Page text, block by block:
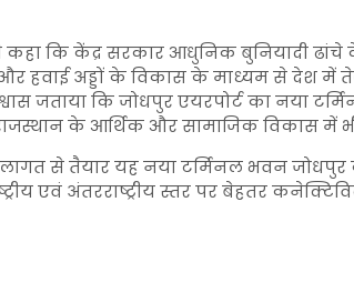
कहा कि केंद्र सरकार आधुनिक बुनियादी ढांचे
और हवाई अड्डों के विकास के माध्यम से देश में
जताया कि जोधपुर एयरपोर्ट का नया
के आर्थिक और सामाजिक विकास में भी
से तैयार यह नया टर्मिनल भवन
एवं अंतरराष्ट्रीय स्तर पर बेहतर